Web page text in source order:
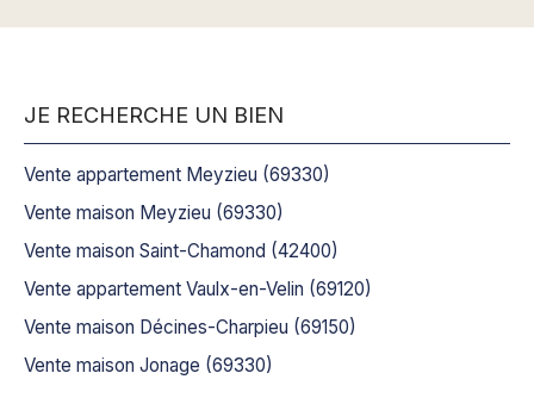
JE RECHERCHE UN BIEN
Vente appartement Meyzieu (69330)
Vente maison Meyzieu (69330)
Vente maison Saint-Chamond (42400)
Vente appartement Vaulx-en-Velin (69120)
Vente maison Décines-Charpieu (69150)
Vente maison Jonage (69330)